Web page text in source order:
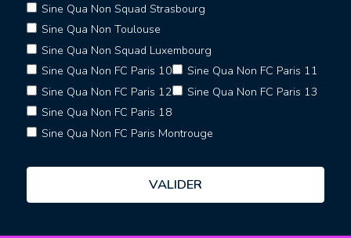
Sine Qua Non Squad Strasbourg
Sine Qua Non Toulouse
Sine Qua Non Squad Luxembourg
Sine Qua Non FC Paris 10
Sine Qua Non FC Paris 11
Sine Qua Non FC Paris 12
Sine Qua Non FC Paris 13
Sine Qua Non FC Paris 18
Sine Qua Non FC Paris Montrouge